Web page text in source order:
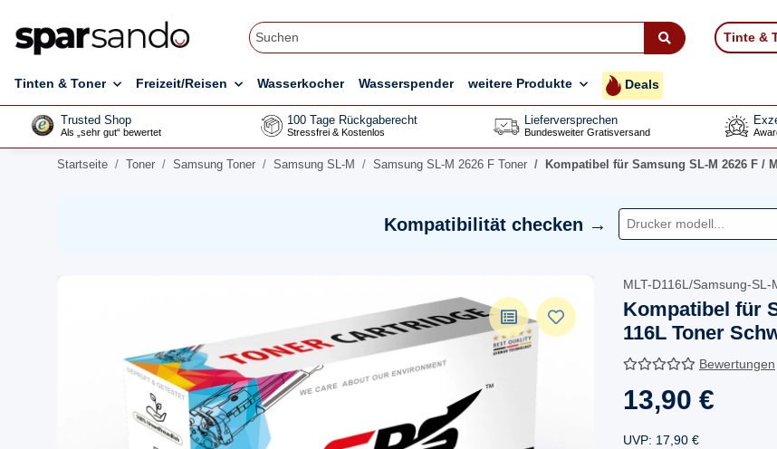
Tinte &
Tinten & Toner Freizeit/Reisen Wasserkocher Wasserspender weitere Produkte Deals
Trusted Shop
Als „sehr gut“ bewertet
100 Tage Rückgaberecht
Stressfrei & Kostenlos
Lieferversprechen
Bundesweiter Gratisversand
Startseite Toner Samsung Toner Samsung SL-M Samsung SL-M 2626 F Toner Kompatibel für Samsung SL-M 2626 F /
Kompatibilität checken →
MLT-D116L/Samsung-SL-
Kompatibel für
116L Toner
Bewertungen
13,90 €
UVP: 17,90 €